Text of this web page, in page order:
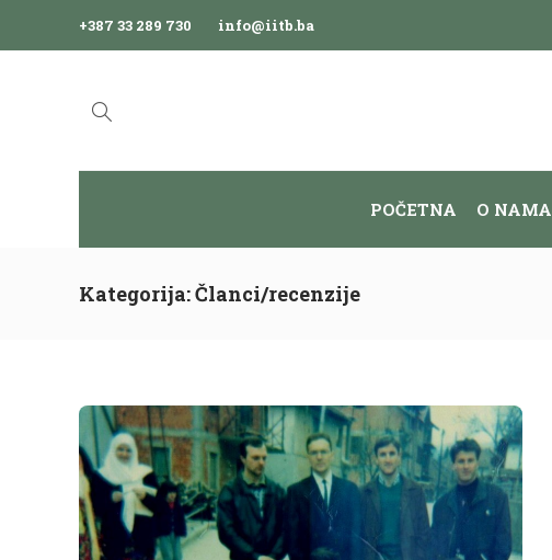
+387 33 289 730 info@iitb.ba
POČETNA O NAMA
Kategorija:Članci/recenzije